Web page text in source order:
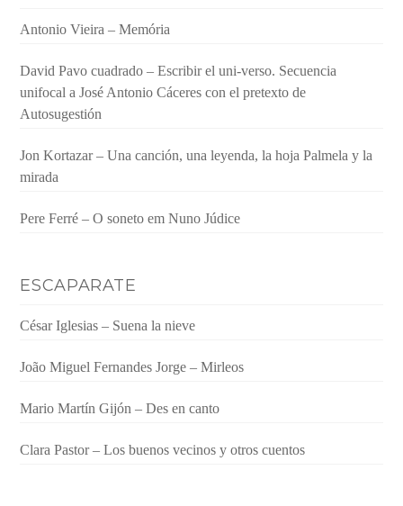
Antonio Vieira – Memória
David Pavo cuadrado – Escribir el uni-verso. Secuencia
unifocal a José Antonio Cáceres con el pretexto de
Autosugestión
Jon Kortazar – Una canción, una leyenda, la hoja Palmela y la
mirada
Pere Ferré – O soneto em Nuno Júdice
ESCAPARATE
César Iglesias – Suena la nieve
João Miguel Fernandes Jorge – Mirleos
Mario Martín Gijón – Des en canto
Clara Pastor – Los buenos vecinos y otros cuentos